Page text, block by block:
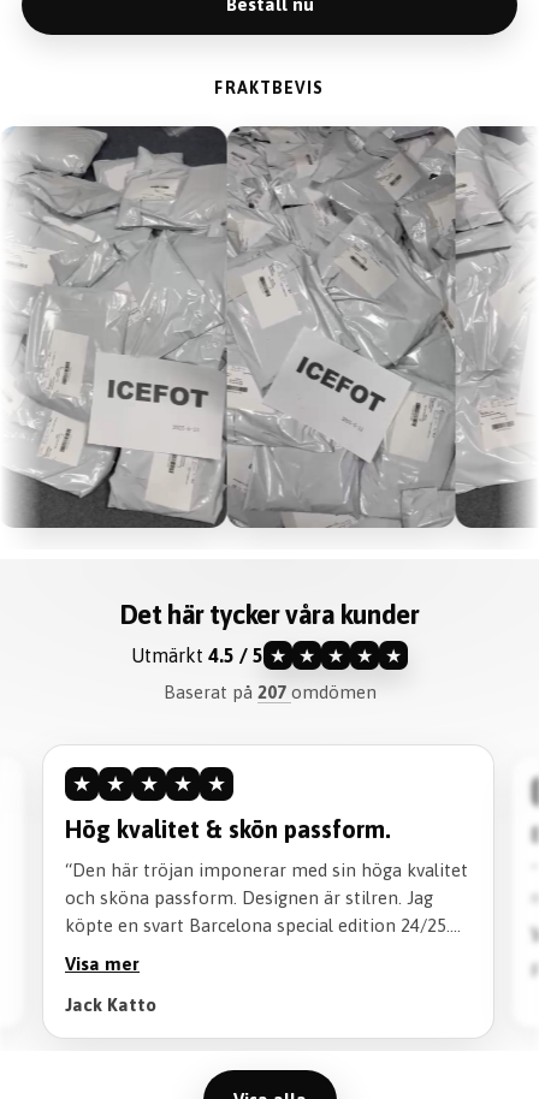
FRAKTBEVIS
Det här tycker våra kunder
Utmärkt 4.5 / 5 ★ ★ ★ ★ ★
Baserat på 207 omdömen
★ ★ ★ ★ ★
Bra skjorta.
“Bra skjorta. Bra service och bra att du hjälper
mig.”
Visa mer
Frank Roaks